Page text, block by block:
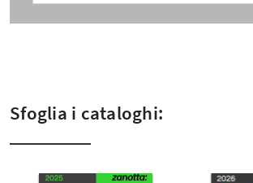
Sfoglia i cataloghi: